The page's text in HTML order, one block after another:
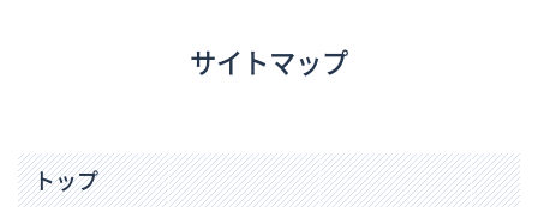
採用情報
サイトマップ
トップ